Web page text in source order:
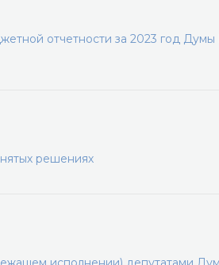
отчетности за 2023 год Думы
решениях